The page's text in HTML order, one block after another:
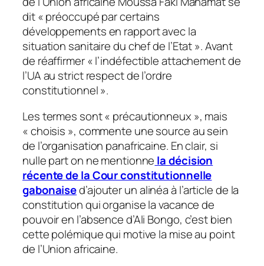
dit «préoccupé par certains
développements en rapport avec la
situation sanitaire du chef de l’Etat». Avant
de réaffirmer «l’indéfectible attachement de
l’UA au strict respect de l’ordre
constitutionnel».
Les termes sont « précautionneux », mais
«choisis », commente une source au sein
de l’organisation panafricaine. En clair, si
nulle part on ne mentionne la décision
récente de la Cour constitutionnelle
gabonaised’ajouter un alinéa à l’article de la
constitution qui organise la vacance de
pouvoir en l’absence d’Ali Bongo, c’est bien
cette polémique qui motive la mise au point
de l’Union africaine.